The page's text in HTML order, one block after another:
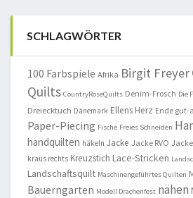
SCHLAGWÖRTER
100 Farbspiele Afrika Birgit Freyer
Quilts CountryRoseQuilts Denim-Frosch Die
Dreiecktuch Dänemark Ellens Herz Ende gut-
Paper-Piecing Fische Freies Schneiden
handquilten häkeln Jacke Jacke RVO
kraus rechts Kreuzstich Lace-Stricken
Landschaftsquilt Maschinengeführtes Quilten
Bauerngarten Modell Drachenfest nähen